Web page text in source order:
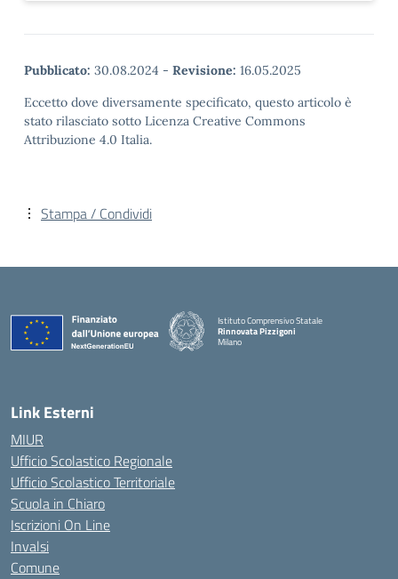
Pubblicato: 30.08.2024 - Revisione: 16.05.2025
Eccetto dove diversamente specificato, questo articolo è
stato rilasciato sotto Licenza Creative Commons
Attribuzione 4.0 Italia.
Stampa / Condividi
Istituto Comprensivo Statale
Rinnovata Pizzigoni
Milano
Link Esterni
MIUR
Ufficio Scolastico Regionale
Ufficio Scolastico Territoriale
Scuola in Chiaro
Iscrizioni On Line
Invalsi
Comune